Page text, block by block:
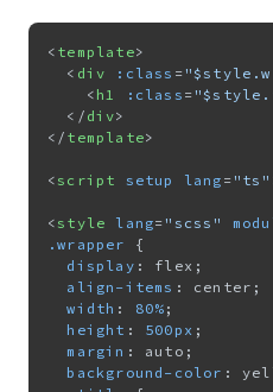
< template>
< div :class =
< h1 :class =
</ div>
</ template>
< script setup lang = "ts"
< style lang= "scss"
.wrapper
{
display : flex;
align-items : center;
width : 80% ;
height : 500px ;
margin : auto;
background-color :